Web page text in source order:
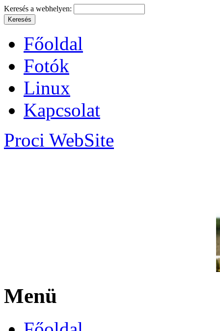
Keresés a webhelyen:
Főoldal
Fotók
Linux
Kapcsolat
Proci WebSite
Menü